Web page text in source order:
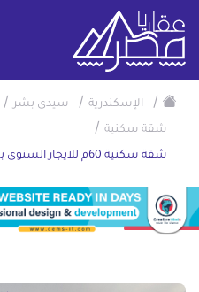
/ الإسكندرية / سيدى بشر /
شقة سكنية /
شقة سكنية 60م للايجار السنوى بسيدى بشر الإسكندرية